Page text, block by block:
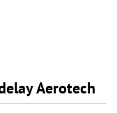
Aerotech